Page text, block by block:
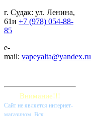
г. Судак: ул. Ленина,
61и +7 (978) 054-88-
85
e-
mail: vapeyalta@yandex.ru
Внимание!!!
Cайт не является интернет-
магазином. Вся